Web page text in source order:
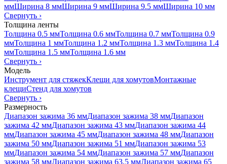
ммШирина 8 ммШирина 9 ммШирина 9.5 ммШирина 10 мм
Свернуть ›
Толщина ленты
Толщина 0.5 ммТолщина 0.6 ммТолщина 0.7 ммТолщина 0.9
ммТолщина 1 ммТолщина 1.2 ммТолщина 1.3 ммТолщина 1.4
ммТолщина 1.5 ммТолщина 1.6 мм
Свернуть ›
Модель
Инструмент для стяжекКлещи для хомутовМонтажные
клещиСтенд для хомутов
Свернуть ›
Размерность
Диапазон зажима 36 ммДиапазон зажима 38 ммДиапазон
зажима 42 ммДиапазон зажима 43 ммДиапазон зажима 44
ммДиапазон зажима 45 ммДиапазон зажима 48 ммДиапазон
зажима 50 ммДиапазон зажима 51 ммДиапазон зажима 53
ммДиапазон зажима 54 ммДиапазон зажима 57 ммДиапазон
зажима 58 ммДиапазон зажима 63.5 ммДиапазон зажима 65